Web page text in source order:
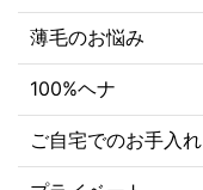
薄毛のお悩み
100%ヘナ
ご自宅でのお手入れ